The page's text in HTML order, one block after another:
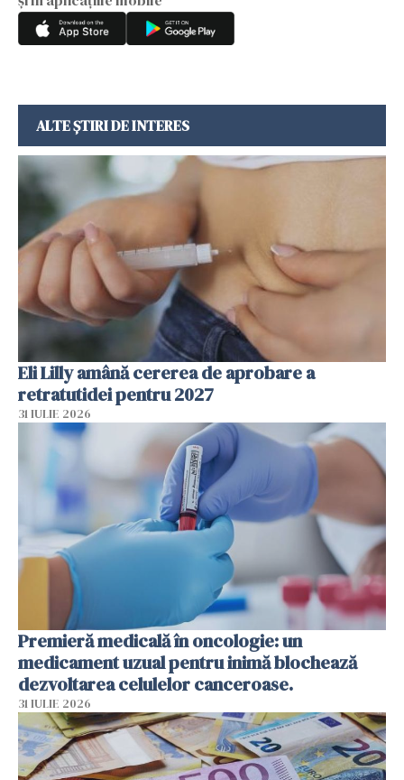
ALTE ȘTIRI DE INTERES
Eli Lilly amână cererea de aprobare a
retratutidei pentru 2027
31 IULIE 2026
Premieră medicală în oncologie: un
medicament uzual pentru inimă blochează
dezvoltarea celulelor canceroase.
31 IULIE 2026